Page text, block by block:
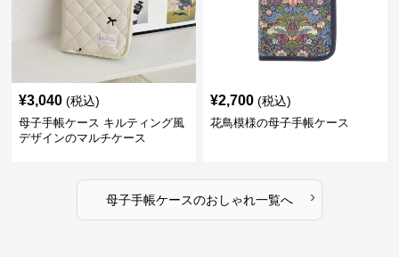
¥3,040 (税込)
母子手帳ケース キルティング風
デザインのマルチケース
¥2,700 (税込)
花鳥模様の母子手帳ケース
母子手帳ケースのおしゃれ一覧へ ›